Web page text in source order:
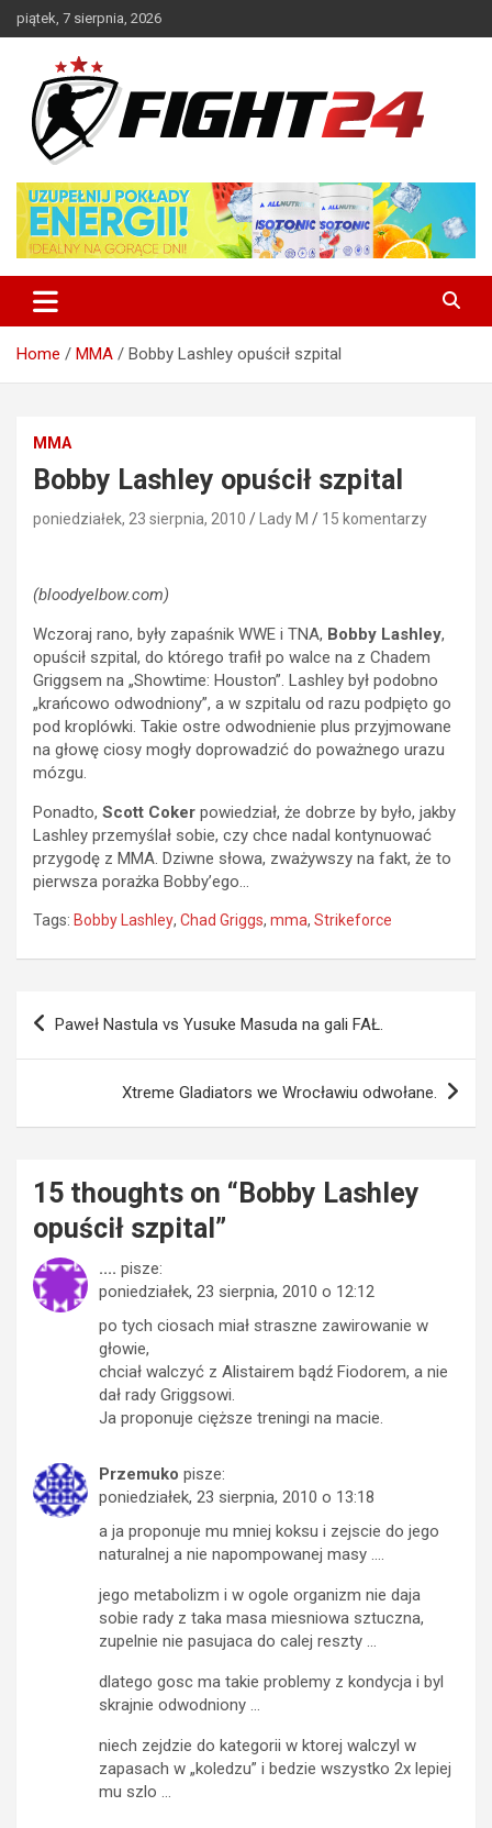
Skip
to
piątek, 7 sierpnia, 2026
FIGHT24.PL – MMA i K-1, UFC
Home MMA Bobby Lashley opuścił szpital
MMA
Bobby Lashley opuścił szpital
poniedziałek, 23 sierpnia, 2010 Lady M 15 komentarzy
(bloodyelbow.com)
Wczoraj rano, były zapaśnik WWE i TNA, Bobby Lashley,
opuścił szpital, do którego trafił po walce na z Chadem
Griggsem na „Showtime: Houston”. Lashley był podobno
„krańcowo odwodniony”, a w szpitalu od razu podpięto go
pod kroplówki. Takie ostre odwodnienie plus przyjmowane
na głowę ciosy mogły doprowadzić do poważnego urazu
mózgu.
Ponadto, Scott Coker powiedział, że dobrze by było, jakby
Lashley przemyślał sobie, czy chce nadal kontynuować
przygodę z MMA. Dziwne słowa, zważywszy na fakt, że to
pierwsza porażka Bobby’ego…
Tags: Bobby Lashley, Chad Griggs, mma, Strikeforce
Nawigacja
Paweł Nastula vs Yusuke Masuda na gali FAŁ.
Xtreme Gladiators we Wrocławiu odwołane.
15 thoughts on “ Bobby Lashley
opuścił szpital ”
.... pisze:
poniedziałek, 23 sierpnia, 2010 o 12:12
po tych ciosach miał straszne zawirowanie w
głowie,
chciał walczyć z Alistairem bądź Fiodorem, a nie
dał rady Griggsowi.
Ja proponuje cięższe treningi na macie.
Przemuko pisze:
poniedziałek, 23 sierpnia, 2010 o 13:18
a ja proponuje mu mniej koksu i zejscie do jego
naturalnej a nie napompowanej masy ….
jego metabolizm i w ogole organizm nie daja
sobie rady z taka masa miesniowa sztuczna,
zupelnie nie pasujaca do calej reszty …
dlatego gosc ma takie problemy z kondycja i byl
skrajnie odwodniony …
niech zejdzie do kategorii w ktorej walczyl w
zapasach w „koledzu” i bedzie wszystko 2x lepiej
mu szlo …